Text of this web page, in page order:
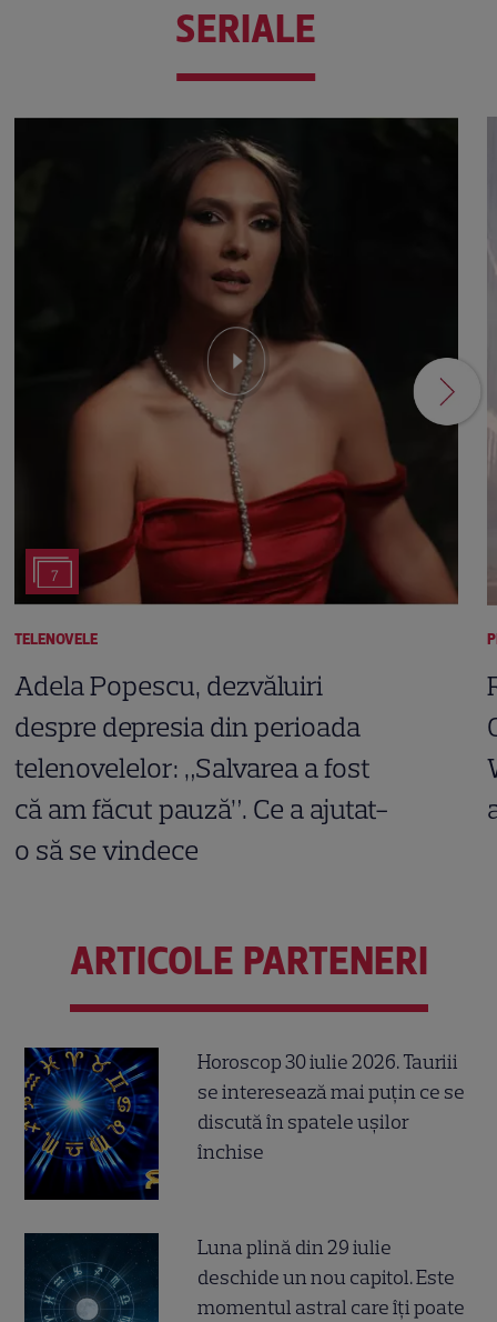
SERIALE
7
TELENOVELE
Adela Popescu, dezvăluiri
despre depresia din perioada
telenovelelor: „Salvarea a fost
că am făcut pauză”. Ce a ajutat-
o să se vindece
ARTICOLE PARTENERI
Horoscop 30 iulie 2026. Tauriii
se interesează mai puțin ce se
discută în spatele ușilor
închise
Luna plină din 29 iulie
deschide un nou capitol. Este
momentul astral care îți poate